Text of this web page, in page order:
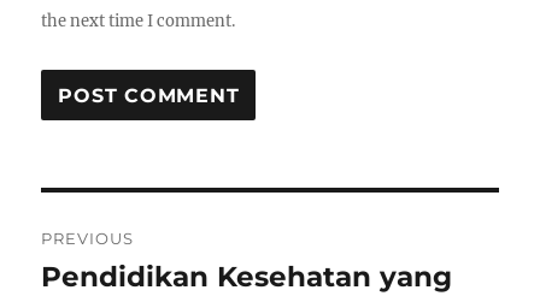
the next time I comment.
navigation
PREVIOUS
Previous
Pendidikan Kesehatan yang